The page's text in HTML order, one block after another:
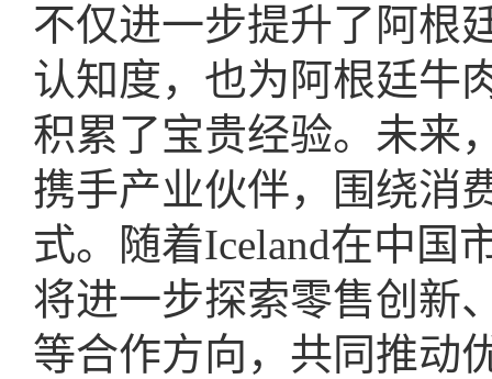
不仅进一步提升了阿根
认知度，也为阿根廷牛
积累了宝贵经验。未来
携手产业伙伴，围绕消
式。随着Iceland在中国
将进一步探索零售创新
等合作方向，共同推动